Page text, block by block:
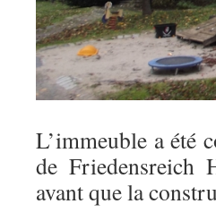
L’immeuble a été
de Friedensreich
avant que la